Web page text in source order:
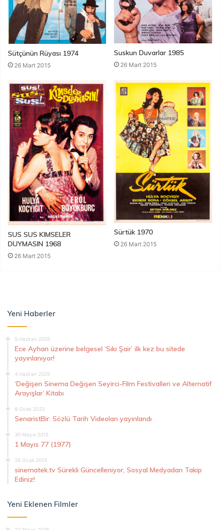
Sütçünün Rüyası 1974
26 Mart 2015
Suskun Duvarlar 1985
26 Mart 2015
SUS SUS KIMSELER
DUYMASIN 1968
26 Mart 2015
Sürtük 1970
26 Mart 2015
Yeni Haberler
5 Haziran 2025
Ece Ayhan üzerine belgesel ‘Sıkı Şair’ ilk kez bu sitede
yayınlanıyor!
4 Haziran 2025
‘Değişen Sinema Değişen Seyirci-Film Festivalleri ve Alternatif
Arayışlar’ Kitabı
6 Ocak 2023
SenaristBir: Sözlü Tarih Videoları yayınlandı
30 Mayıs 2015
1 Mayıs 77 (1977)
26 Ocak 2015
sinematek.tv Sürekli Güncelleniyor, Sosyal Medyadan Takip
Ediniz!
Yeni Eklenen Filmler